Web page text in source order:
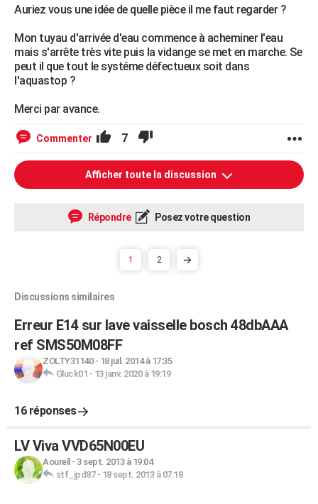
Auriez vous une idée de quelle pièce il me faut regarder ?
Mon tuyau d'arrivée d'eau commence à acheminer l'eau
mais s'arrête très vite puis la vidange se met en marche. Se
peut il que tout le systéme défectueux soit dans
l'aquastop ?
Merci par avance.
Commenter 7
Afficher toute la discussion
Répondre Posez votre question
1 2
Discussions similaires
Erreur E14 sur lave vaisselle bosch 48dbAAA
ref SMS50M08FF
ZOLTY31140- 18 juil. 2014 à 17:35
Gluck01 - 13 janv. 2020 à 19:19
16 réponses
LV Viva VVD65N00EU
Aourell - 3 sept. 2013 à 19:04
stf_jpd87- 18 sept. 2013 à 07:18